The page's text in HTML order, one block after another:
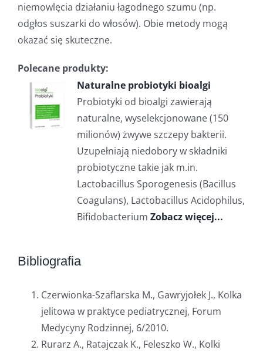
niemowlęcia działaniu łagodnego szumu (np.
odgłos suszarki do włosów). Obie metody mogą
okazać się skuteczne.
Polecane produkty:
Naturalne probiotyki bioalgi
Probiotyki od bioalgi zawierają
naturalne, wyselekcjonowane (150
milionów) żwywe szczepy bakterii.
Uzupełniają niedobory w składniki
probiotyczne takie jak m.in.
Lactobacillus Sporogenesis (Bacillus
Coagulans), Lactobacillus Acidophilus,
Bifidobacterium Zobacz więcej...
Bibliografia
Czerwionka-Szaflarska M., Gawryjołek J., Kolka
jelitowa w praktyce pediatrycznej, Forum
Medycyny Rodzinnej, 6/2010.
Rurarz A., Ratajczak K., Feleszko W., Kolki